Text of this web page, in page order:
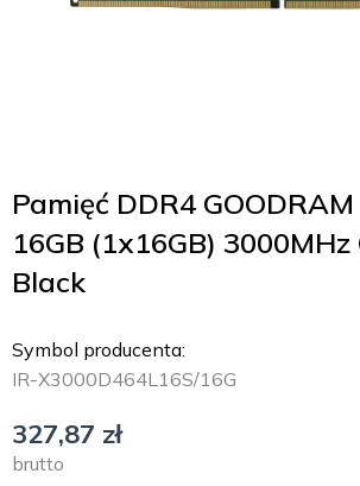
Pamięć DDR4
16GB (1x16GB)
Black
Symbol producenta:
IR-X3000D464L16S/16G
327,87 zł
brutto